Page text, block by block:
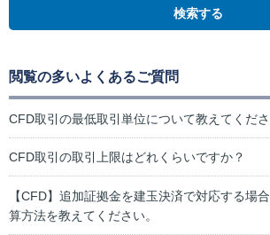
検索する
閲覧の多いよくあるご質問
CFD取引の最低取引単位について教えてくださ
CFD取引の取引上限はどれくらいですか？
【CFD】追加証拠金を建玉決済で対応する場
算方法を教えてください。